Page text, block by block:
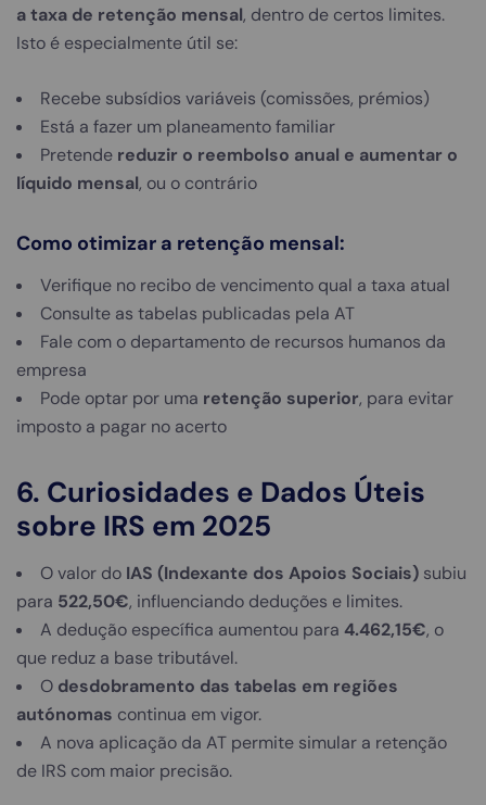
a taxa de retenção mensal, dentro de certos limites.
Isto é especialmente útil se:
Recebe subsídios variáveis (comissões, prémios)
Está a fazer um planeamento familiar
Pretende reduzir o reembolso anual e aumentar o
líquido mensal, ou o contrário
Como otimizar a retenção mensal:
Verifique no recibo de vencimento qual a taxa atual
Consulte as tabelas publicadas pela AT
Fale com o departamento de recursos humanos da
empresa
Pode optar por uma retenção superior, para evitar
imposto a pagar no acerto
6. Curiosidades e Dados Úteis
sobre IRS em 2025
O valor do IAS (Indexante dos Apoios Sociais) subiu
para 522,50€, influenciando deduções e limites.
A dedução específica aumentou para 4.462,15€, o
que reduz a base tributável.
O desdobramento das tabelas em regiões
autónomas continua em vigor.
A nova aplicação da AT permite simular a retenção
de IRS com maior precisão.